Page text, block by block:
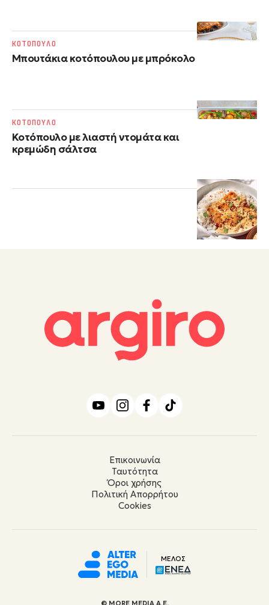
Μπουτάκια κοτόπουλου με μπρόκολο
ΚΟΤΟΠΟΥΛΟ
Κοτόπουλο με λιαστή ντομάτα και
κρεμώδη σάλτσα
ΚΟΤΟΠΟΥΛΟ
Επικοινωνία
Ταυτότητα
Όροι χρήσης
Πολιτική Απορρήτου
Cookies
ΜΕΛΟΣ
© ΜORE MEDIA Α.Ε.